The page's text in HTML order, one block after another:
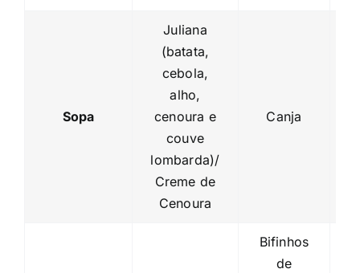
Sopa
Juliana
(batata,
cebola,
alho,
cenoura e
couve
lombarda)/
Creme de
Cenoura
Canja
Bifinhos
de